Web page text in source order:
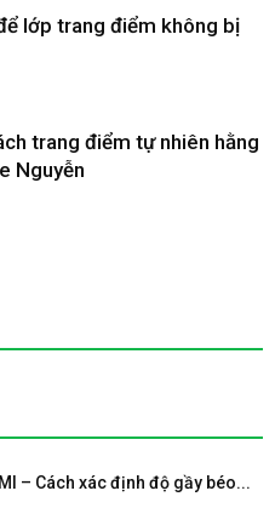
lớp trang điểm không bị
trang điểm tự nhiên hằng
Nguyễn
– Cách xác định độ gầy béo...